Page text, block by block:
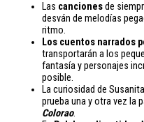
Las cancionesde
desván de melodías
ritmo.
Los cuentos narrados
transportarán a los
fantasía y personajes
posible.
La curiosidad de
prueba una y otra vez la
Colorao.